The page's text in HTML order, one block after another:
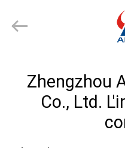
MAISON
PRODUITS
Industrial
Zhengzhou
Co., Ltd.